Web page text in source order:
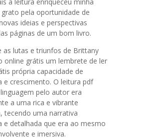
pela oportunidade de
ideias e perspectivas
páginas de um bom livro.
as lutas e triunfos de Brittany
online grátis um lembrete de ler
própria capacidade de
e crescimento. O leitura pdf
pelo autor era
a uma rica e vibrante
tecendo uma narrativa
e detalhada que era ao mesmo
e imersiva.